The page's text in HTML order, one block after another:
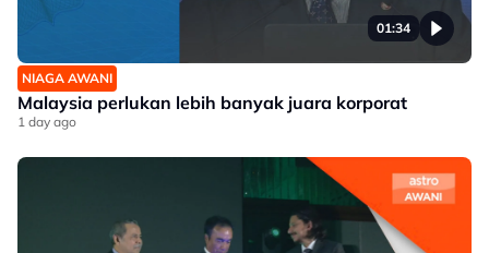
01:34
NIAGA AWANI
Malaysia perlukan lebih banyak juara korporat
1 day ago